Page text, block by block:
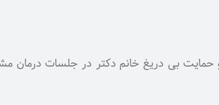
بی دریغ خانم دکتر در جلسات